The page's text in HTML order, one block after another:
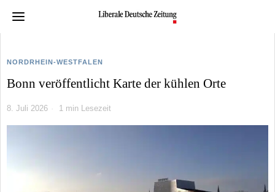
NORDRHEIN-WESTFALEN
Bonn veröffentlicht Karte der kühlen Orte
8. Juli 2026 1 min Lesezeit